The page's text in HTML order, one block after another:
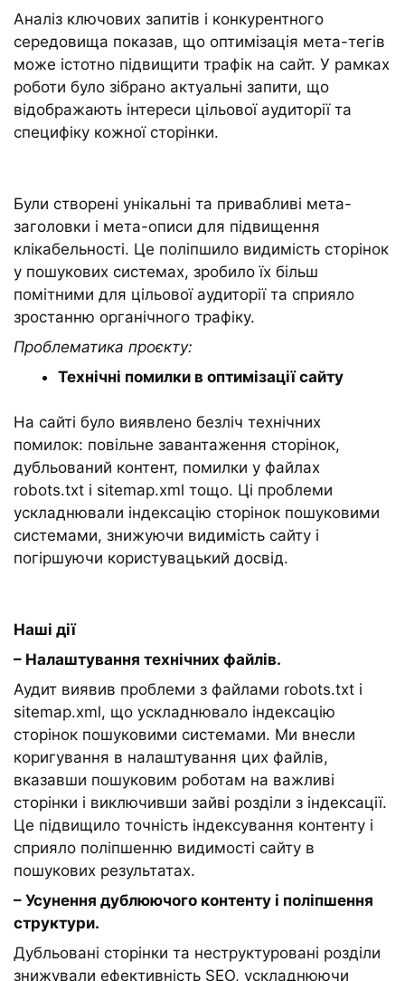
Аналіз ключових запитів і конкурентного
середовища показав, що оптимізація мета-тегів
може істотно підвищити трафік на сайт. У рамках
роботи було зібрано актуальні запити, що
відображають інтереси цільової аудиторії та
специфіку кожної сторінки.
Були створені унікальні та привабливі мета-
заголовки і мета-описи для підвищення
клікабельності. Це поліпшило видимість сторінок
у пошукових системах, зробило їх більш
помітними для цільової аудиторії та сприяло
зростанню органічного трафіку.
Проблематика проєкту:
Технічні помилки в оптимізації сайту
На сайті було виявлено безліч технічних
помилок: повільне завантаження сторінок,
дубльований контент, помилки у файлах
robots.txt і sitemap.xml тощо. Ці проблеми
ускладнювали індексацію сторінок пошуковими
системами, знижуючи видимість сайту і
погіршуючи користувацький досвід.
Наші дії
– Налаштування технічних файлів.
Аудит виявив проблеми з файлами robots.txt і
sitemap.xml, що ускладнювало індексацію
сторінок пошуковими системами. Ми внесли
коригування в налаштування цих файлів,
вказавши пошуковим роботам на важливі
сторінки і виключивши зайві розділи з індексації.
Це підвищило точність індексування контенту і
сприяло поліпшенню видимості сайту в
пошукових результатах.
– Усунення дублюючого контенту і поліпшення
структури.
Дубльовані сторінки та неструктуровані розділи
знижували ефективність SEO, ускладнюючи